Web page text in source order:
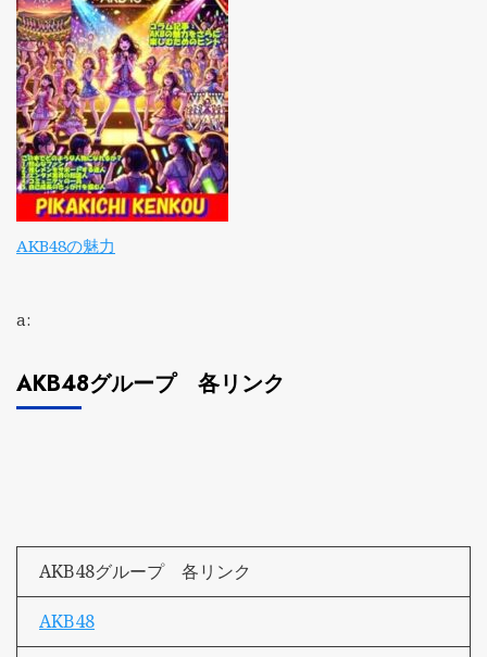
AKB48の魅力
a:
AKB48グループ 各リンク
AKB48グループ 各リンク
AKB48